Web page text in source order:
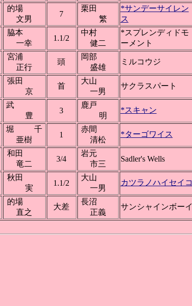
的場
文男
7
栗田
繁
*サンデーサイレン
ス
脇本
一幸
1.1/2
中村
健二
*スプレンディドモ
ーメント
宮浦
正行
頭
岡部
盛雄
ミルコウジ
張田
京
首
大山
一男
サクラスパート
武
豊
3
鹿戸
明
*スキャン
堀 千
亜樹
1
赤間
清松
*ターゴワイス
和田
竜二
3/4
岩元
市三
Sadler's Wells
秋田
実
1.1/2
大山
一男
カツラノハイセイコ
的場
直之
大差
長沼
正義
サンシャインボーイ